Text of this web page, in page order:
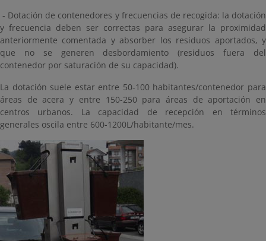
- Dotación de contenedores y frecuencias de recogida: la dotación
y frecuencia deben ser correctas para asegurar la proximidad
anteriormente comentada y absorber los residuos aportados, y
que no se generen desbordamiento (residuos fuera del
contenedor por saturación de su capacidad).
La dotación suele estar entre 50-100 habitantes/contenedor para
áreas de acera y entre 150-250 para áreas de aportación en
centros urbanos. La capacidad de recepción en términos
generales oscila entre 600-1200L/habitante/mes.